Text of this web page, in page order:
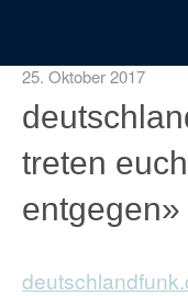
25. Oktober 2017
treten
entgegen»